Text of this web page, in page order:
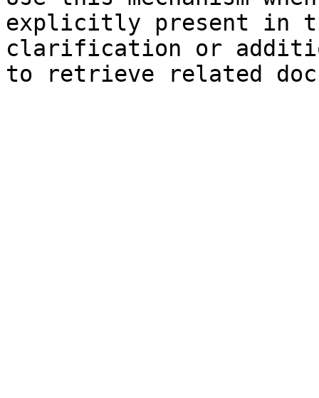
explicitly present in
clarification or